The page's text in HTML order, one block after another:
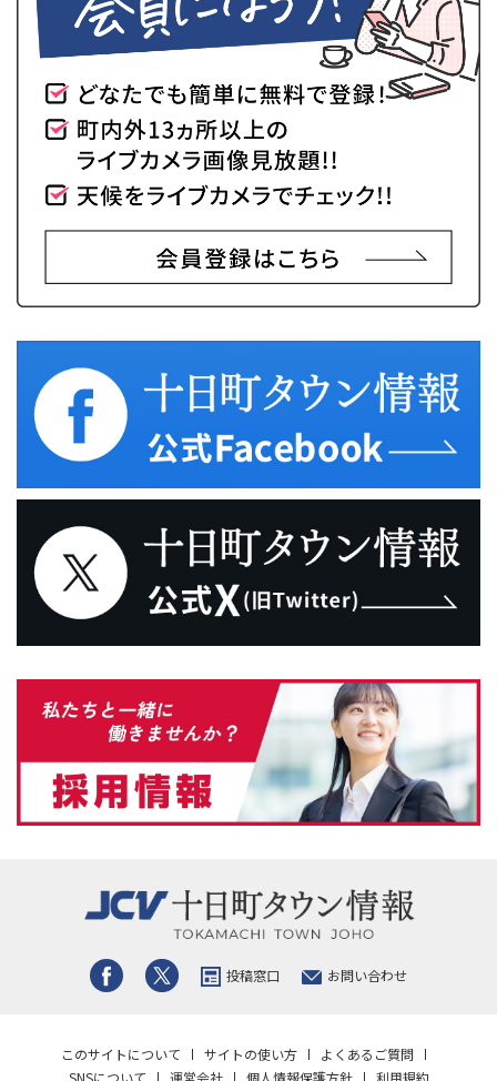
投稿窓口 お問い合わせ
このサイトについて サイトの使い方
よくあるご質問
SNSについて
運営会社 個人情報保護方針 利用規約